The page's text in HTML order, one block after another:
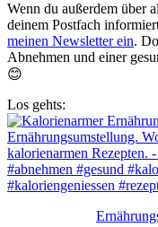
Wenn du außerdem über
deinem Postfach
meinen Newsletter ein.
Abnehmen und einer
😊
Los gehts: